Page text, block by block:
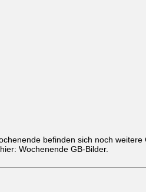
befinden sich noch
Wochenende GB-Bilder.